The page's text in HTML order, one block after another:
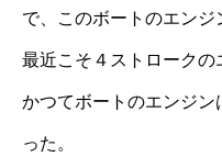
で、このボートのエンジ
最近こそ４ストロークの
かつてボートのエンジ
った。